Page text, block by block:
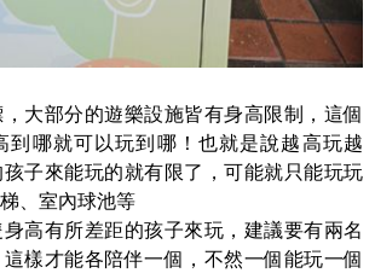
大部分的遊樂設施皆有身高限制，這個
到哪就可以玩到哪！也就是說越高玩越
子來能玩的就有限了，可能就只能玩玩
、室內球池等
高有所差距的孩子來玩，建議要有兩名
樣才能各陪伴一個，不然一個能玩一個